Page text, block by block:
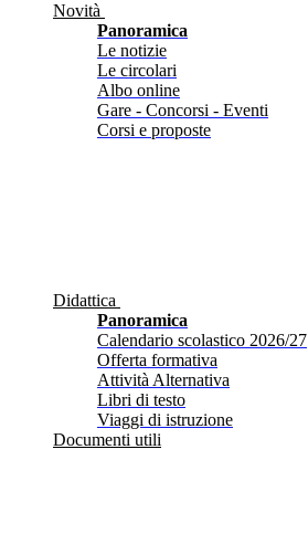
Novità
Panoramica
Le notizie
Le circolari
Albo online
Gare - Concorsi - Eventi
Corsi e proposte
Didattica
Panoramica
Calendario scolastico 2026/27
Offerta formativa
Attività Alternativa
Libri di testo
Viaggi di istruzione
Documenti utili